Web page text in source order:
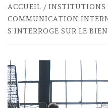
ACCUEIL INSTITUTIONS
COMMUNICATION
S’INTERROGE SUR LE